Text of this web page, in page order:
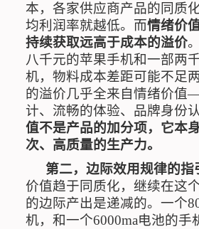
本，各家供应商产品的同质
均利润率就越低。而情绪价
持续获取远高于成本的溢价
八千元的苹果手机和一部两
机，物料成本差距可能不足
的溢价几乎全来自情绪价
计、流畅的体验、品牌身份认
值不是产品的加分项，它本
次、高质量的生产力。
第二，边际效用规律的指
价值趋于同质化，继续在这
的边际产出是递减的。一个
机，和一个6000ma电池的手